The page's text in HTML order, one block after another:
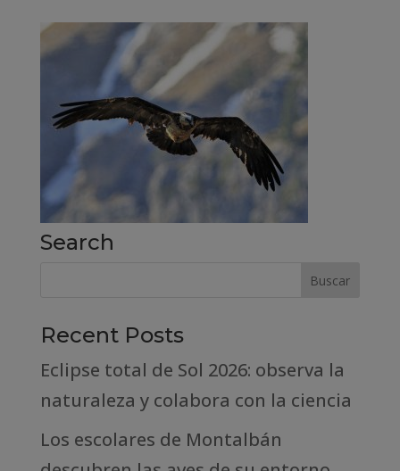
Search
Recent Posts
Eclipse total de Sol 2026: observa la
naturaleza y colabora con la ciencia
Los escolares de Montalbán